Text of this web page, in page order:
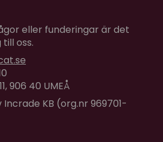
eller funderingar är det
oss.
906 40 UMEÅ
KB (org.nr 969701-